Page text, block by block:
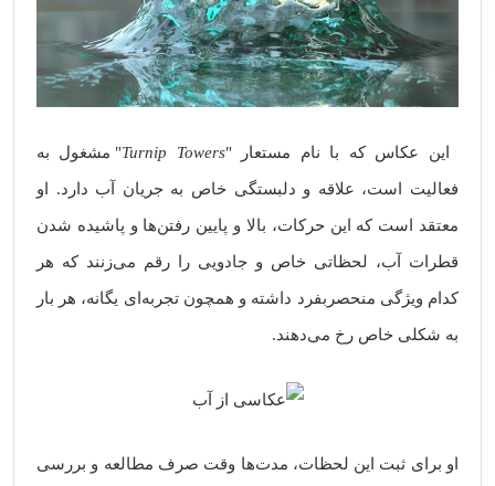
این عکاس که با نام مستعار "Turnip Towers" مشغول به
فعالیت است، علاقه و دلبستگی خاص به جریان آب دارد. او
معتقد است که این حرکات، بالا و پایین رفتن‌ها و پاشیده شدن
قطرات آب، لحظاتی خاص و جادویی را رقم می‌زنند که هر
کدام ویژگی منحصربفرد داشته و همچون تجربه‌ای یگانه، هر بار
به شکلی خاص رخ می‌دهند.
او برای ثبت این لحظات، مدت‌ها وقت صرف مطالعه و بررسی